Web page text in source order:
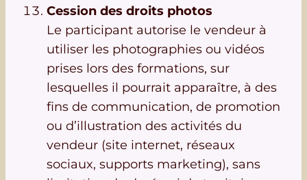
Cession des droits photos
Le participant autorise le vendeur à
utiliser les photographies ou vidéos
prises lors des formations, sur
lesquelles il pourrait apparaître, à des
fins de communication, de promotion
ou d’illustration des activités du
vendeur (site internet, réseaux
sociaux, supports marketing), sans